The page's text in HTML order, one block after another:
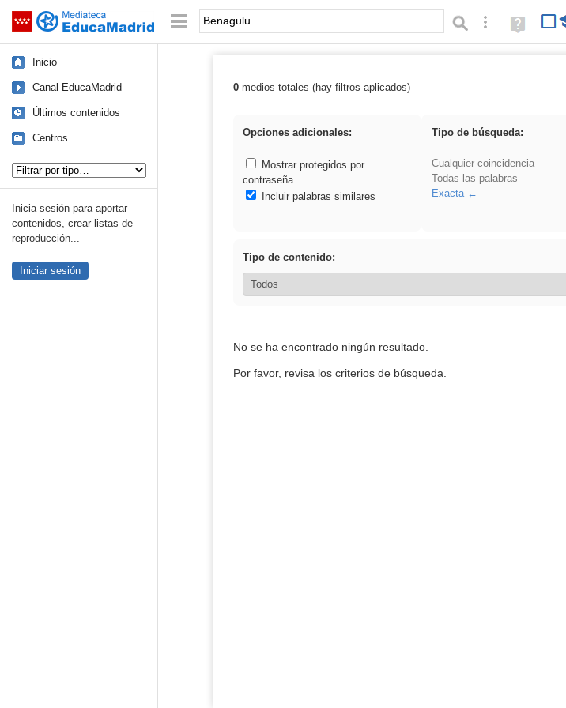
Saltar navegación Palabra o frase: Búsqueda avanzada
Ayuda
(en
Inicio
Canal EducaMadrid
Últimos contenidos
Centros
Inicia sesión para aportar
contenidos, crear listas de
reproducción...
Iniciar sesión
Resultados de: Benagulu
0medios totales (hay filtros aplicados)
Opciones adicionales:
Mostrar protegidos por
contraseña
Incluir palabras similares
Tipo de búsqueda:
Cualquier coincidencia
Todas las palabras
Exacta
Tipo de contenido:
No se ha encontrado ningún resultado.
Por favor, revisa los criterios de búsqueda.